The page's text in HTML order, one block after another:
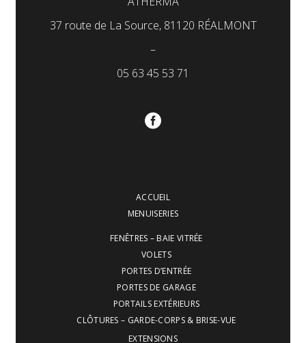
37 route de La Source, 81120 RÉALMONT
–
05 63 45 53 71
ACCUEIL
MENUISERIES
FENÊTRES – BAIE VITRÉE
VOLETS
PORTES D’ENTRÉE
PORTES DE GARAGE
PORTAILS EXTÉRIEURS
CLÔTURES – GARDE-CORPS & BRISE-VUE
EXTENSIONS